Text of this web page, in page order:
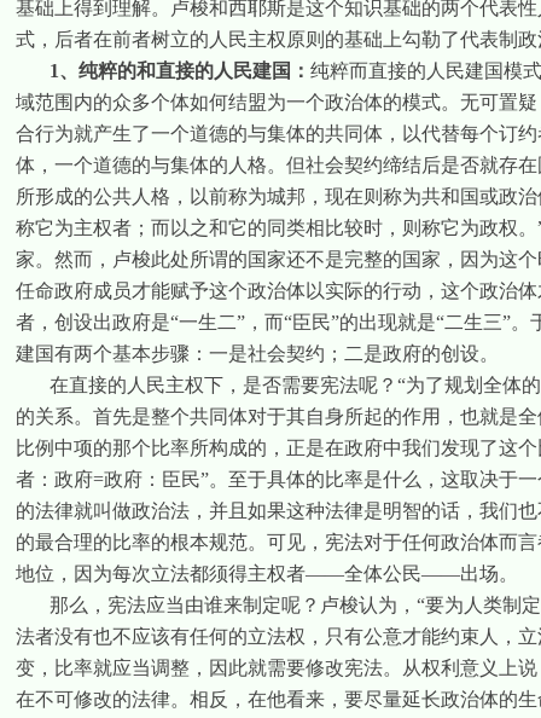
基础上得到理解。卢梭和西耶斯是这个知识基础的两个代表
式，后者在前者树立的人民主权原则的基础上勾勒了代表制
1、纯粹的和直接的人民建国： 纯粹而直接的人民建国模
域范围内的众多个体如何结盟为一个政治体的模式。无可置
合行为就产生了一个道德的与集体的共同体，以代替每个订约
体，一个道德的与集体的人格。但社会契约缔结后是否就存
所形成的公共人格，以前称为城邦，现在则称为共和国或政
称它为主权者；而以之和它的同类相比较时，则称它为政权。
家。然而，卢梭此处所谓的国家还不是完整的国家，因为这
任命政府成员才能赋予这个政治体以实际的行动，这个政治
者，创设出政府是“一生二”，而“臣民”的出现就是“二生三”
建国有两个基本步骤：一是社会契约；二是政府的创设。
在直接的人民主权下，是否需要宪法呢？“为了规划全体
的关系。首先是整个共同体对于其自身所起的作用，也就是
比例中项的那个比率所构成的，正是在政府中我们发现了这
者：政府=政府：臣民”。至于具体的比率是什么，这取决于
的法律就叫做政治法，并且如果这种法律是明智的话，我们
的最合理的比率的根本规范。可见，宪法对于任何政治体而
地位，因为每次立法都须得主权者——全体公民——出场。
那么，宪法应当由谁来制定呢？卢梭认为，“要为人类制
法者没有也不应该有任何的立法权，只有公意才能约束人，
变，比率就应当调整，因此就需要修改宪法。从权利意义上
在不可修改的法律。相反，在他看来，要尽量延长政治体的